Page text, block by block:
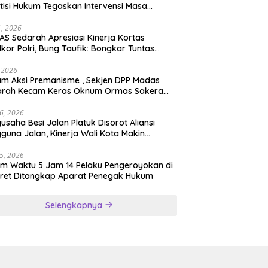
Hukum Tegaskan Intervensi Masa
2026
Sedarah Apresiasi Kinerja Kortas
Polri, Bung Taufik: Bongkar Tuntas
2026
Premanisme , Sekjen DPP Madas
Kecam Keras Oknum Ormas Sakera
2026
Besi Jalan Platuk Disorot Aliansi
Jalan, Kinerja Wali Kota Makin
2026
Waktu 5 Jam 14 Pelaku Pengeroyokan di
Ditangkap Aparat Penegak Hukum
Selengkapnya